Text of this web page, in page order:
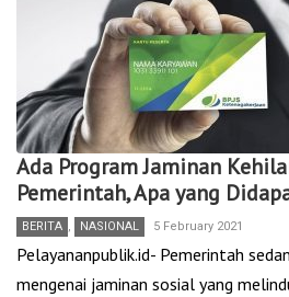
Ada Program Jaminan
Pemerintah, Apa yang
BERITA , NASIONAL 5 February 2021
Pelayananpublik.id- Pemerintah
mengenai jaminan sosial yang